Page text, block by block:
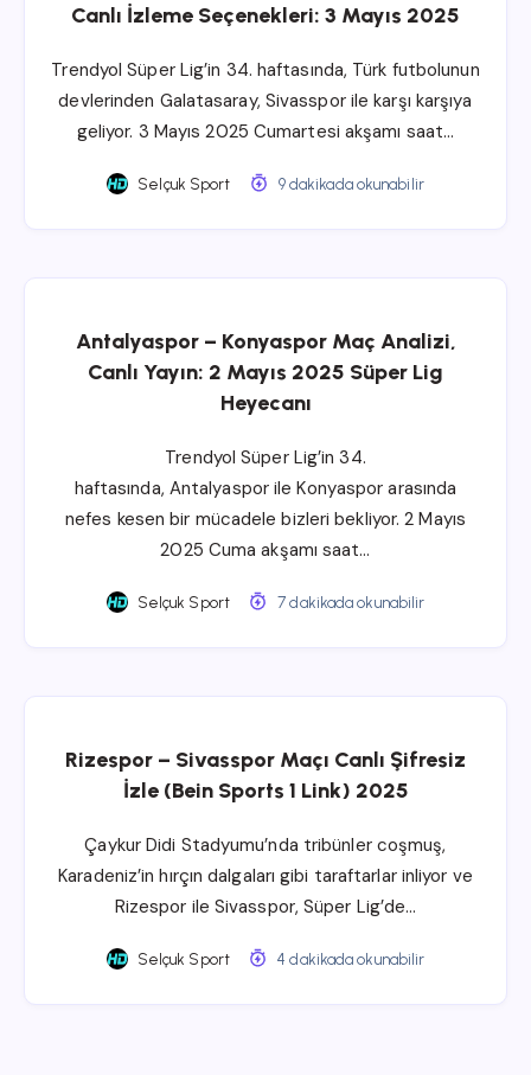
Canlı İzleme Seçenekleri: 3 Mayıs 2025
Trendyol Süper Lig’in 34. haftasında, Türk futbolunun
devlerinden Galatasaray, Sivasspor ile karşı karşıya
geliyor. 3 Mayıs 2025 Cumartesi akşamı saat…
Selçuk Sport 9 dakikada okunabilir
Antalyaspor – Konyaspor Maç Analizi,
Canlı Yayın: 2 Mayıs 2025 Süper Lig
Heyecanı
Trendyol Süper Lig’in 34.
haftasında, Antalyaspor ile Konyaspor arasında
nefes kesen bir mücadele bizleri bekliyor. 2 Mayıs
2025 Cuma akşamı saat…
Selçuk Sport 7 dakikada okunabilir
Rizespor – Sivasspor Maçı Canlı Şifresiz
İzle (Bein Sports 1 Link) 2025
Çaykur Didi Stadyumu’nda tribünler coşmuş,
Karadeniz’in hırçın dalgaları gibi taraftarlar inliyor ve
Rizespor ile Sivasspor, Süper Lig’de…
Selçuk Sport 4 dakikada okunabilir